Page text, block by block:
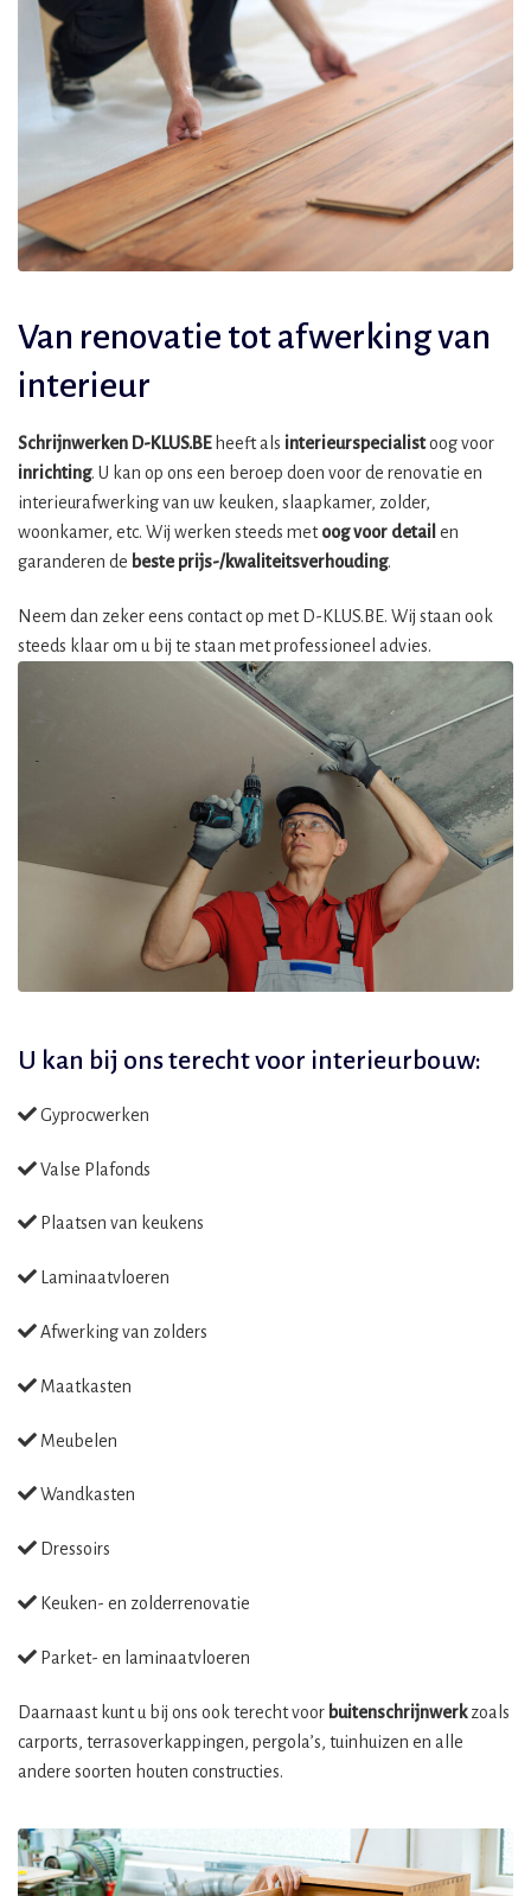
Van renovatie tot afwerking van
interieur
Schrijnwerken D-KLUS.BEheeft als interieurspecialistoog voor
inrichting. U kan op ons een beroep doen voor de renovatie en
interieurafwerking van uw keuken, slaapkamer, zolder,
woonkamer, etc. Wij werken steeds metoog voor detail en
garanderen de beste prijs-/kwaliteitsverhouding.
Neem dan zeker eens contact op met D-KLUS.BE. Wij staan ook
steeds klaar om u bij te staan met professioneel advies.
U kan bij ons terecht voor interieurbouw:
Gyprocwerken
Valse Plafonds
Plaatsen van keukens
Laminaatvloeren
Afwerking van zolders
Maatkasten
Meubelen
Wandkasten
Dressoirs
Keuken- en zolderrenovatie
Parket- en laminaatvloeren
Daarnaast kunt u bij ons ook terecht voor buitenschrijnwerkzoals
carports, terrasoverkappingen, pergola’s, tuinhuizen en alle
andere soorten houten constructies.